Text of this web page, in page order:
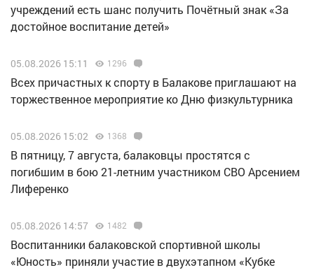
учреждений есть шанс получить Почётный знак «За
достойное воспитание детей»
05.08.2026 15:11 1296
Всех причастных к спорту в Балакове приглашают на
торжественное мероприятие ко Дню физкультурника
05.08.2026 15:02 1368
В пятницу, 7 августа, балаковцы простятся с
погибшим в бою 21-летним участником СВО Арсением
Лиференко
05.08.2026 14:57 1482
Воспитанники балаковской спортивной школы
«Юность» приняли участие в двухэтапном «Кубке